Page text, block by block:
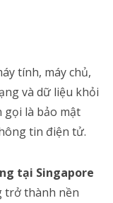
tính, máy chủ,
và dữ liệu khỏi
gọi là bảo mật
tin điện tử.
tại Singapore
trở thành nền